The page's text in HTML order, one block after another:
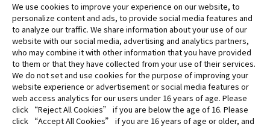
©Eiichiro Oda/Shueisha
©Eiichiro Oda/Shueisha, Toei Animation
未經許可，禁止使用、複製或複印此網站上的任何圖片、文本或數據。
產品正在開發中，此網站上的圖片可能與實際產品不同。
We use cookies to improve your experience on our website, to
personalize content and ads, to provide social media features and
to analyze our traffic. We share information about your use of our
website with our social media, advertising and analytics partners,
who may combine it with other information that you have provided
to them or that they have collected from your use of their services.
We do not set and use cookies for the purpose of improving your
website experience or advertisement or social media features or
web access analytics for our users under 16 years of age. Please
click “Reject All Cookies” if you are below the age of 16. Please
click “Accept All Cookies” if you are 16 years of age or older, and